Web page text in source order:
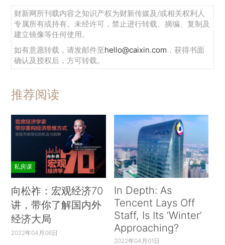
财新网所刊载内容之知识产权为财新传媒及/或相关权利人
专属所有或持有。未经许可，禁止进行转载、摘编、复制及
建立镜像等任何使用。
如有意愿转载，请发邮件至hello@caixin.com ，获得书面
确认及授权后，方可转载。
推荐阅读
私房课
向松祚：宏观经济70
讲，带你了解国内外
经济大局
2022年04月06日
In Depth: As
Tencent Lays Off
Staff, Is Its ‘Winter’
Approaching?
2022年04月01日